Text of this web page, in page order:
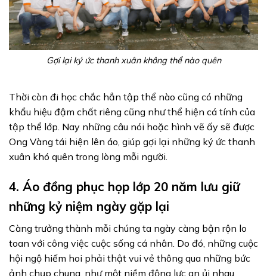
Gợi lại ký ức thanh xuân không thể nào quên
Thời còn đi học chắc hẳn tập thể nào cũng có những
khẩu hiệu đậm chất riêng cũng như thể hiện cá tính của
tập thể lớp. Nay những câu nói hoặc hình vẽ ấy sẽ được
Ong Vàng tái hiện lên áo, giúp gợi lại những ký ức thanh
xuân khó quên trong lòng mỗi người.
4. Áo đồng phục họp lớp 20 năm lưu giữ
những kỷ niệm ngày gặp lại
Càng trưởng thành mỗi chúng ta ngày càng bận rộn lo
toan với công việc cuộc sống cá nhân. Do đó, những cuộc
hội ngộ hiếm hoi phải thật vui vẻ thông qua những bức
ảnh chụp chung, như một niềm động lực an ủi nhau